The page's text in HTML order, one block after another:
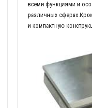
всеми функциями и
различных
и компактную